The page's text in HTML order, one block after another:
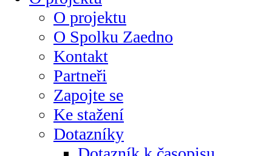
O projektu
O Spolku Zaedno
Kontakt
Partneři
Zapojte se
Ke stažení
Dotazníky